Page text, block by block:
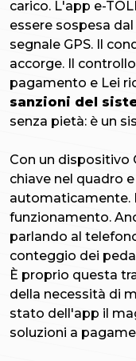
carico. L'app e-
essere sospesa
segnale GPS. Il
accorge. Il
pagamento e Lei
sanzioni del
senza pietà: è un
Con un dispositivo
chiave nel quadro
automaticamente.
funzionamento.
parlando al
conteggio dei
È proprio questa
della necessità di
stato dell'app il
soluzioni a